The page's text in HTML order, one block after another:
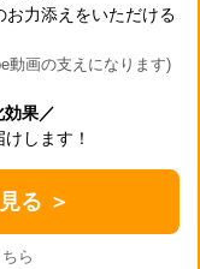
力添えをいただける
動画の支えになります)
果／
します！
る ＞
ら